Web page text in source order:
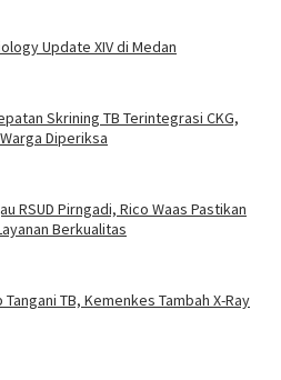
Update XIV di Medan
Skrining TB Terintegrasi CKG,
Diperiksa
RSUD Pirngadi, Rico Waas Pastikan
Berkualitas
Tangani TB, Kemenkes Tambah X-Ray